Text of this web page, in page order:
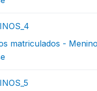
matriculados -